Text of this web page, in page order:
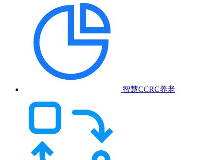
智慧CCRC养老